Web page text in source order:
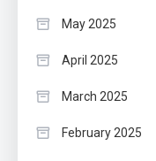
May 2025
April 2025
March 2025
February 2025